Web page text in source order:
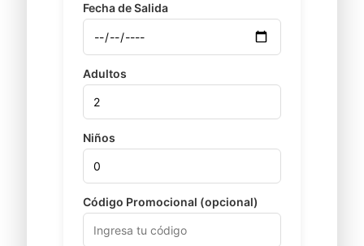
Fecha de Salida
Adultos
Niños
Código Promocional (opcional)